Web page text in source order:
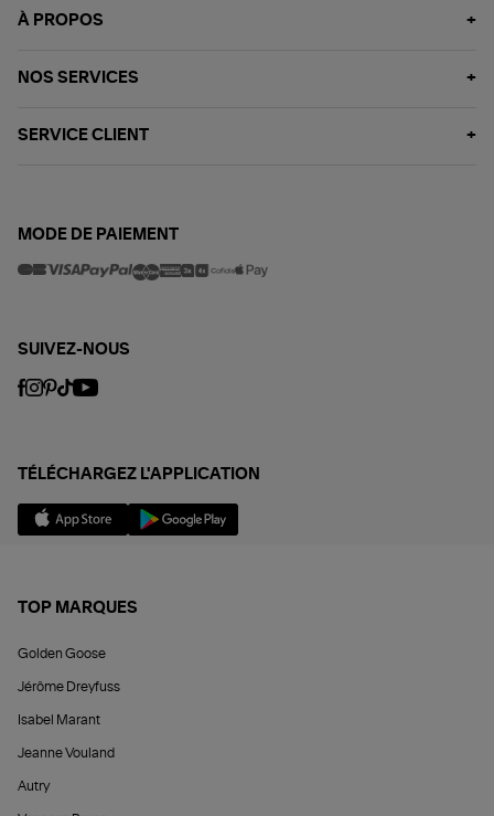
À PROPOS
NOS SERVICES
SERVICE CLIENT
MODE DE PAIEMENT
SUIVEZ-NOUS
TÉLÉCHARGEZ L'APPLICATION
TOP MARQUES
Golden Goose
Jérôme Dreyfuss
Isabel Marant
Jeanne Vouland
Autry